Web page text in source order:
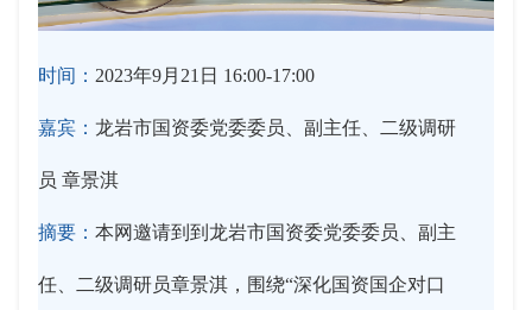
时间： 2023年9月21日 16:00-17:00
嘉宾： 龙岩市国资委党委委员、副主任、二级调研
员 章景淇
摘要： 本网邀请到到龙岩市国资委党委委员、副主
任、二级调研员章景淇，围绕“深化国资国企对口